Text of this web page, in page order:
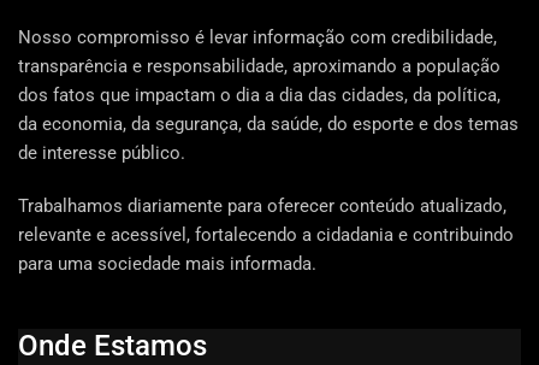
Nosso compromisso é levar informação com credibilidade,
transparência e responsabilidade, aproximando a população
dos fatos que impactam o dia a dia das cidades, da política,
da economia, da segurança, da saúde, do esporte e dos temas
de interesse público.
Trabalhamos diariamente para oferecer conteúdo atualizado,
relevante e acessível, fortalecendo a cidadania e contribuindo
para uma sociedade mais informada.
Onde Estamos